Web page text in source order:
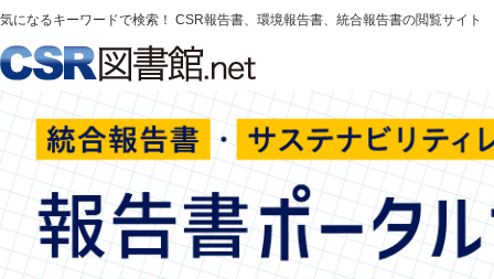
気になるキーワードで検索！ CSR報告書、環境報告書、統合報告書の閲覧サイト